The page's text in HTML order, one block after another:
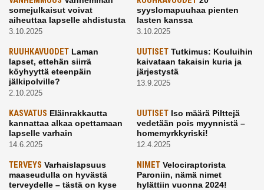
somejulkaisut voivat
aiheuttaa lapselle ahdistusta
3.10.2025
syyslomapuuhaa pienten
lasten kanssa
3.10.2025
RUUHKAVUODET Laman
lapset, ettehän siirrä
köyhyyttä eteenpäin
jälkipolville?
2.10.2025
UUTISETTutkimus: Kouluihin
kaivataan takaisin kuria ja
järjestystä
13.9.2025
KASVATUS Eläinrakkautta
kannattaa alkaa opettamaan
lapselle varhain
14.6.2025
UUTISETIso määrä Pilttejä
vedetään pois myynnistä –
homemyrkkyriski!
12.4.2025
TERVEYS Varhaislapsuus
maaseudulla on hyvästä
terveydelle – tästä on kyse
NIMETVelociraptorista
Paroniin, nämä nimet
hylättiin vuonna 2024!